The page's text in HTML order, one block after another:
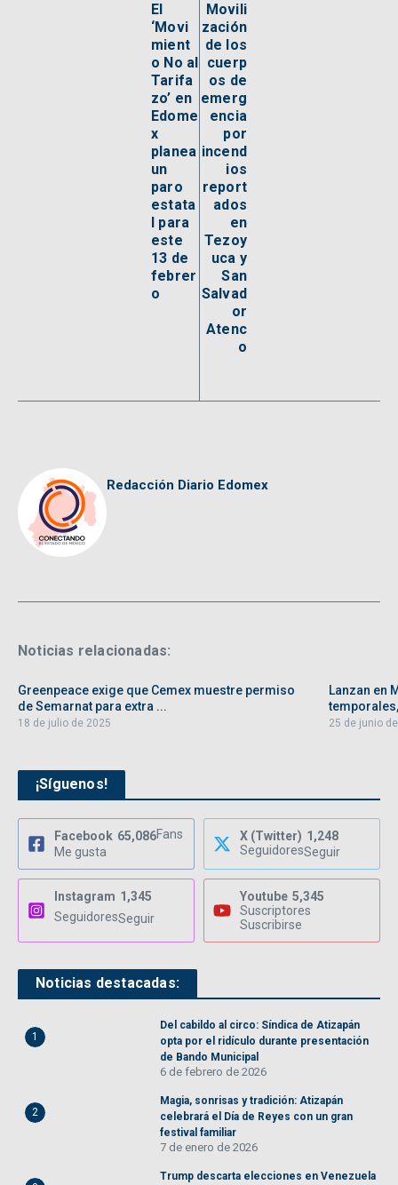
El
‘Movi
mient
o No al
Tarifa
zo’ en
Edome
x
planea
un
paro
estata
l para
este
13 de
febrer
o
Movili
zación
de los
cuerp
os de
emerg
encia
por
incend
ios
report
ados
en
Tezoy
uca y
San
Salvad
or
Atenc
o
Redacción Diario Edomex
Noticias relacionadas:
Greenpeace exige que Cemex muestre permiso
de Semarnat para extra ...
18 de julio de 2025
Lanzan en
25 de junio
¡Síguenos!
Facebook 65,086Fans
Me gusta
X (Twitter) 1,248
SeguidoresSeguir
Instagram 1,345
SeguidoresSeguir
Youtube 5,345
Suscriptores
Suscribirse
Noticias destacadas:
1
Del cabildo al circo: Síndica de Atizapán
opta por el ridículo durante presentación
de Bando Municipal
6 de febrero de 2026
2
Magia, sonrisas y tradición: Atizapán
celebrará el Día de Reyes con un gran
festival familiar
7 de enero de 2026
Trump descarta elecciones en Venezuela